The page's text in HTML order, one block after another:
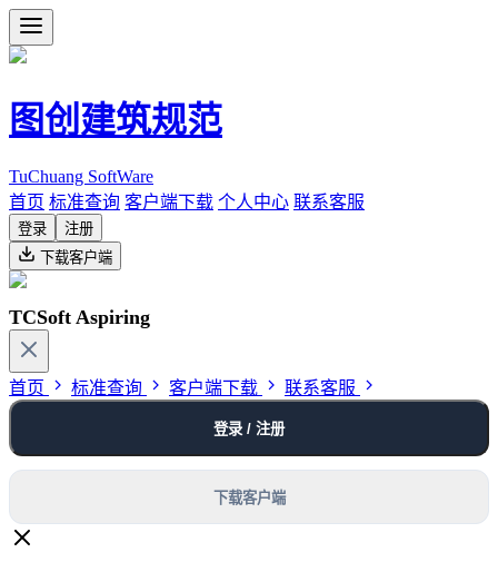
图创建筑规范
TuChuang SoftWare
首页 标准查询 客户端下载 个人中心 联系客服
登录
注册
下载客户端
TCSoft Aspiring
首页 标准查询 客户端下载 联系客服
登录 / 注册
下载客户端